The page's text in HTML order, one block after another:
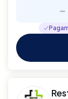
-